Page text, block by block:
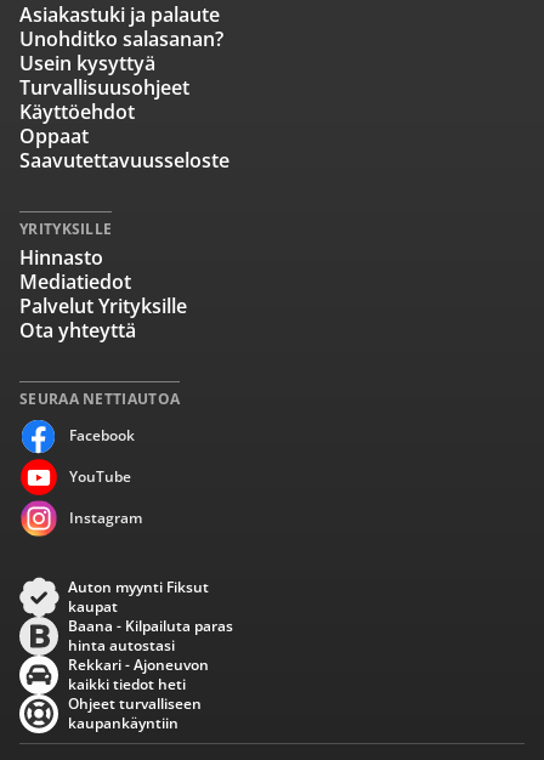
SEURAA NETTIAUTOA
Facebook
YouTube
Instagram
Asiakastuki ja palaute
Unohditko salasanan?
Usein kysyttyä
Turvallisuusohjeet
Käyttöehdot
Oppaat
Saavutettavuusseloste
YRITYKSILLE
Hinnasto
Mediatiedot
Palvelut Yrityksille
Ota yhteyttä
Auton myynti Fiksut
kaupat
Baana - Kilpailuta paras
hinta autostasi
Rekkari - Ajoneuvon
kaikki tiedot heti
Ohjeet turvalliseen
kaupankäyntiin